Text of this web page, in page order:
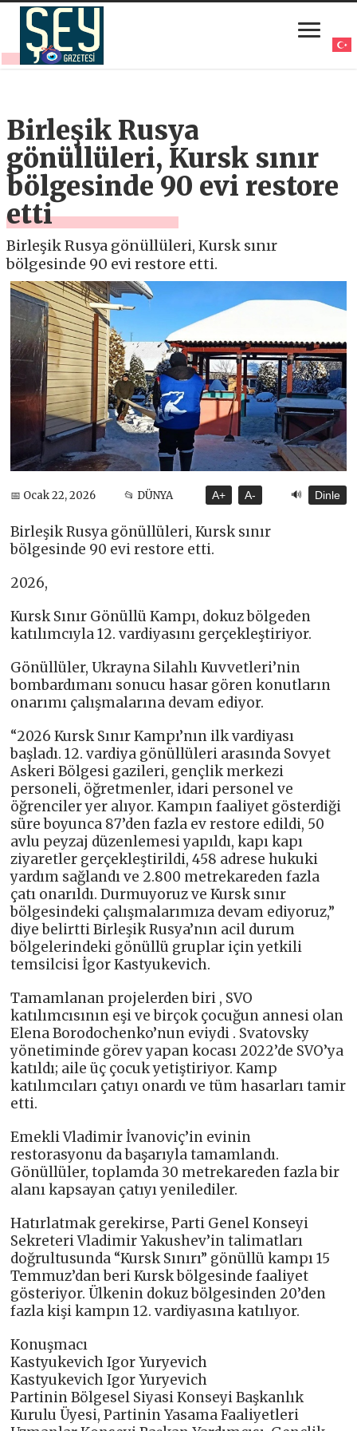
Birleşik Rusya
gönüllüleri, Kursk sınır
bölgesinde 90 evi restore
etti
Birleşik Rusya gönüllüleri, Kursk sınır
bölgesinde 90 evi restore etti.
📅 Ocak 22, 2026 📂 DÜNYA A+ A- 🔊 Dinle
Birleşik Rusya gönüllüleri, Kursk sınır
bölgesinde 90 evi restore etti.
2026,
Kursk Sınır Gönüllü Kampı, dokuz bölgeden
katılımcıyla 12. vardiyasını gerçekleştiriyor.
Gönüllüler, Ukrayna Silahlı Kuvvetleri’nin
bombardımanı sonucu hasar gören konutların
onarımı çalışmalarına devam ediyor.
“2026 Kursk Sınır Kampı’nın ilk vardiyası
başladı. 12. vardiya gönüllüleri arasında Sovyet
Askeri Bölgesi gazileri, gençlik merkezi
personeli, öğretmenler, idari personel ve
öğrenciler yer alıyor. Kampın faaliyet gösterdiği
süre boyunca 87’den fazla ev restore edildi, 50
avlu peyzaj düzenlemesi yapıldı, kapı kapı
ziyaretler gerçekleştirildi, 458 adrese hukuki
yardım sağlandı ve 2.800 metrekareden fazla
çatı onarıldı. Durmuyoruz ve Kursk sınır
bölgesindeki çalışmalarımıza devam ediyoruz,”
diye belirtti Birleşik Rusya’nın acil durum
bölgelerindeki gönüllü gruplar için yetkili
temsilcisi İgor Kastyukevich.
Tamamlanan projelerden biri , SVO
katılımcısının eşi ve birçok çocuğun annesi olan
Elena Borodochenko’nun eviydi . Svatovsky
yönetiminde görev yapan kocası 2022’de SVO’ya
katıldı; aile üç çocuk yetiştiriyor. Kamp
katılımcıları çatıyı onardı ve tüm hasarları tamir
etti.
Emekli Vladimir İvanoviç’in evinin
restorasyonu da başarıyla tamamlandı.
Gönüllüler, toplamda 30 metrekareden fazla bir
alanı kapsayan çatıyı yenilediler.
Hatırlatmak gerekirse, Parti Genel Konseyi
Sekreteri Vladimir Yakushev’in talimatları
doğrultusunda “Kursk Sınırı” gönüllü kampı 15
Temmuz’dan beri Kursk bölgesinde faaliyet
gösteriyor. Ülkenin dokuz bölgesinden 20’den
fazla kişi kampın 12. vardiyasına katılıyor.
Konuşmacı
Kastyukevich Igor Yuryevich
Kastyukevich Igor Yuryevich
Partinin Bölgesel Siyasi Konseyi Başkanlık
Kurulu Üyesi, Partinin Yasama Faaliyetleri